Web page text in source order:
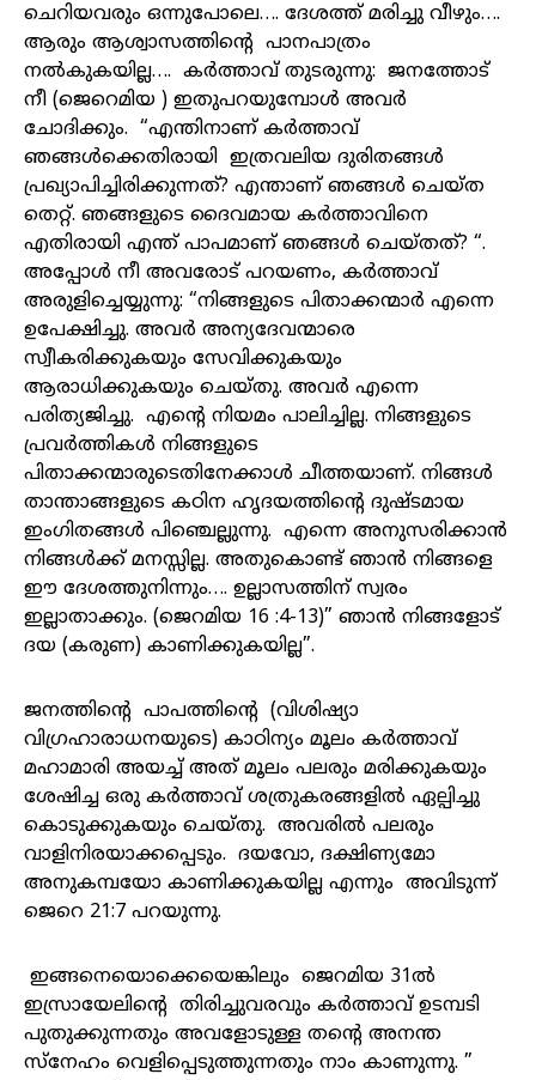
ചെറിയവരും ഒന്നുപോലെ…. ദേശത്ത് മരിച്ചു വീഴും….
ആരും ആശ്വാസത്തിന്റെ പാനപാത്രം
നൽകുകയില്ല…. കർത്താവ് തുടരുന്നു: ജനത്തോട്
നീ (ജെറെമിയ ) ഇതുപറയുമ്പോൾ അവർ
ചോദിക്കും. “എന്തിനാണ് കർത്താവ്
ഞങ്ങൾക്കെതിരായി ഇത്രവലിയ ദുരിതങ്ങൾ
പ്രഖ്യാപിച്ചിരിക്കുന്നത്? എന്താണ് ഞങ്ങൾ ചെയ്ത
തെറ്റ്. ഞങ്ങളുടെ ദൈവമായ കർത്താവിനെ
എതിരായി എന്ത് പാപമാണ് ഞങ്ങൾ ചെയ്തത്? “.
അപ്പോൾ നീ അവരോട് പറയണം, കർത്താവ്
അരുളിച്ചെയ്യുന്നു: “നിങ്ങളുടെ പിതാക്കന്മാർ എന്നെ
ഉപേക്ഷിച്ചു. അവർ അന്യദേവന്മാരെ
സ്വീകരിക്കുകയും സേവിക്കുകയും
ആരാധിക്കുകയും ചെയ്തു. അവർ എന്നെ
പരിത്യജിച്ചു. എന്റെ നിയമം പാലിച്ചില്ല. നിങ്ങളുടെ
പ്രവർത്തികൾ നിങ്ങളുടെ
പിതാക്കന്മാരുടെതിനേക്കാൾ ചീത്തയാണ്. നിങ്ങൾ
താന്താങ്ങളുടെ കഠിന ഹൃദയത്തിന്റെ ദുഷ്ടമായ
ഇംഗിതങ്ങൾ പിഞ്ചെല്ലുന്നു. എന്നെ അനുസരിക്കാൻ
നിങ്ങൾക്ക് മനസ്സില്ല. അതുകൊണ്ട് ഞാൻ നിങ്ങളെ
ഈ ദേശത്തുനിന്നും…. ഉല്ലാസത്തിന് സ്വരം
ഇല്ലാതാക്കും. (ജെറമിയ 16 :4-13)” ഞാൻ നിങ്ങളോട്
ദയ (കരുണ) കാണിക്കുകയില്ല”.
ജനത്തിന്റെ പാപത്തിന്റെ (വിശിഷ്യാ
വിഗ്രഹാരാധനയുടെ) കാഠിന്യം മൂലം കർത്താവ്
മഹാമാരി അയച്ച് അത് മൂലം പലരും മരിക്കുകയും
ശേഷിച്ച ഒരു കർത്താവ് ശത്രുകരങ്ങളിൽ ഏല്പിച്ചു
കൊടുക്കുകയും ചെയ്തു. അവരിൽ പലരും
വാളിനിരയാക്കപ്പെടും. ദയവോ, ദക്ഷിണ്യമോ
അനുകമ്പയോ കാണിക്കുകയില്ല എന്നും അവിടുന്ന്
ജെറെ 21:7 പറയുന്നു.
ഇങ്ങനെയൊക്കെയെങ്കിലും ജെറമിയ 31ൽ
ഇസ്രായേലിന്റെ തിരിച്ചുവരവും കർത്താവ് ഉടമ്പടി
പുതുക്കുന്നതും അവളോടുള്ള തന്റെ അനന്ത
സ്നേഹം വെളിപ്പെടുത്തുന്നതും നാം കാണുന്നു. ”